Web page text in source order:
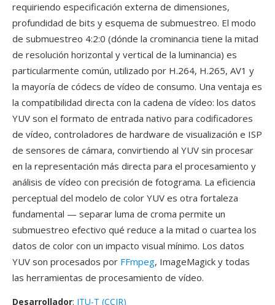
requiriendo especificación externa de dimensiones,
profundidad de bits y esquema de submuestreo. El modo
de submuestreo 4:2:0 (dónde la crominancia tiene la mitad
de resolución horizontal y vertical de la luminancia) es
particularmente común, utilizado por H.264, H.265, AV1 y
la mayoría de códecs de vídeo de consumo. Una ventaja es
la compatibilidad directa con la cadena de vídeo: los datos
YUV son el formato de entrada nativo para codificadores
de vídeo, controladores de hardware de visualización e ISP
de sensores de cámara, convirtiendo al YUV sin procesar
en la representación más directa para el procesamiento y
análisis de vídeo con precisión de fotograma. La eficiencia
perceptual del modelo de color YUV es otra fortaleza
fundamental — separar luma de croma permite un
submuestreo efectivo qué reduce a la mitad o cuartea los
datos de color con un impacto visual mínimo. Los datos
YUV son procesados por FFmpeg, ImageMagick y todas
las herramientas de procesamiento de vídeo.
Desarrollador: ITU-T (CCIR)